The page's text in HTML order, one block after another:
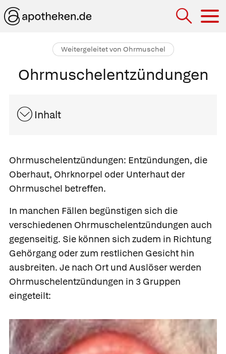
Weitergeleitet von Ohrmuschel
Ohrmuschelentzündungen
Inhalt
Ohrmuschelentzündungen: Entzündungen, die
Oberhaut, Ohrknorpel oder Unterhaut der
Ohrmuschel betreffen.
In manchen Fällen begünstigen sich die
verschiedenen Ohrmuschelentzündungen auch
gegenseitig. Sie können sich zudem in Richtung
Gehörgang oder zum restlichen Gesicht hin
ausbreiten. Je nach Ort und Auslöser werden
Ohrmuschelentzündungen in 3 Gruppen
eingeteilt: